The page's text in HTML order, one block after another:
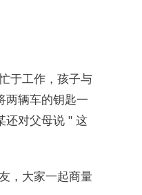
于工作，孩子与
两辆车的钥匙一
还对父母说 " 这
，大家一起商量